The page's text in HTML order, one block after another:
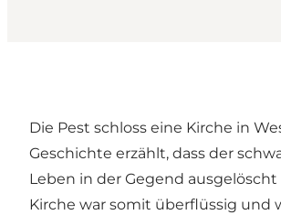
Die Pest schloss eine Kirche in
Geschichte erzählt, dass der
Leben in der Gegend ausgelöscht
Kirche war somit überflüssig und